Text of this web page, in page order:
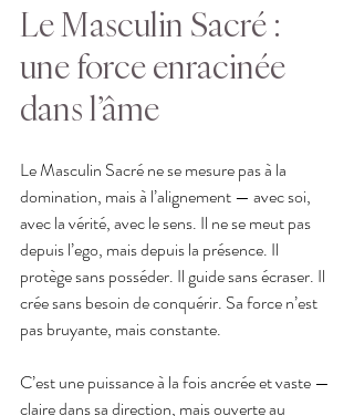
Le Masculin Sacré :
une force enracinée
dans l’âme
Le Masculin Sacré ne se mesure pas à la
domination, mais à l’alignement — avec soi,
avec la vérité, avec le sens. Il ne se meut pas
depuis l’ego, mais depuis la présence. Il
protège sans posséder. Il guide sans écraser. Il
crée sans besoin de conquérir. Sa force n’est
pas bruyante, mais constante.
C’est une puissance à la fois ancrée et vaste —
claire dans sa direction, mais ouverte au